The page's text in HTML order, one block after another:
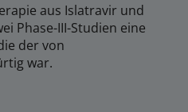
aus Islatravir und
Phase-III-Studien eine
der von
war.